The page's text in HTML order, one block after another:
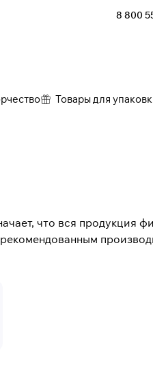
8 800
Товары для
что вся продукция